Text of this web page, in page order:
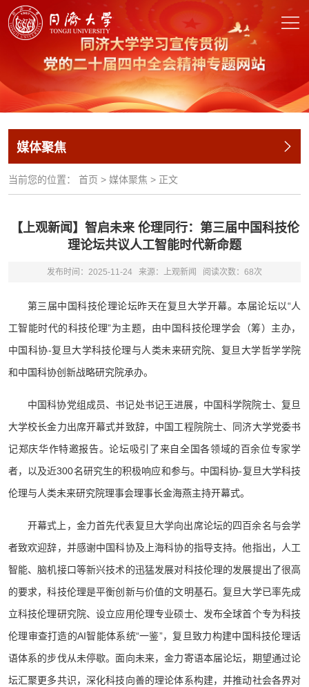
媒体聚焦
当前您的位置： 首页 > 媒体聚焦 > 正文
【上观新闻】智启未来 伦理同行：第三届中国科技伦
理论坛共议人工智能时代新命题
发布时间：2025-11-24 来源：上观新闻 阅读次数： 68次
第三届中国科技伦理论坛昨天在复旦大学开幕。本届论坛以“人
工智能时代的科技伦理”为主题，由中国科技伦理学会（筹）主办，
中国科协-复旦大学科技伦理与人类未来研究院、复旦大学哲学学院
和中国科协创新战略研究院承办。
中国科协党组成员、书记处书记王进展，中国科学院院士、复旦
大学校长金力出席开幕式并致辞，中国工程院院士、同济大学党委书
记郑庆华作特邀报告。论坛吸引了来自全国各领域的百余位专家学
者，以及近300名研究生的积极响应和参与。中国科协-复旦大学科技
伦理与人类未来研究院理事会理事长金海燕主持开幕式。
开幕式上，金力首先代表复旦大学向出席论坛的四百余名与会学
者致欢迎辞，并感谢中国科协及上海科协的指导支持。他指出，人工
智能、脑机接口等新兴技术的迅猛发展对科技伦理的发展提出了很高
的要求，科技伦理是平衡创新与价值的文明基石。复旦大学已率先成
立科技伦理研究院、设立应用伦理专业硕士、发布全球首个专为科技
伦理审查打造的AI智能体系统“一鉴”，复旦致力构建中国科技伦理话
语体系的步伐从未停歇。面向未来，金力寄语本届论坛，期望通过论
坛汇聚更多共识，深化科技向善的理论体系构建，并推动社会各界对